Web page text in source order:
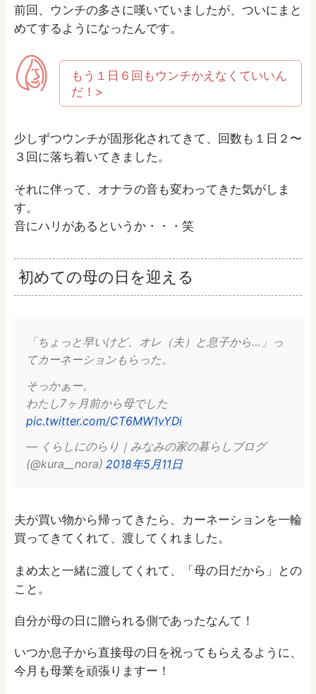
前回、ウンチの多さに嘆いていましたが、ついにまと
めてするようになったんです。
もう１日６回もウンチかえなくていいん
だ！>
少しずつウンチが固形化されてきて、回数も１日２〜
３回に落ち着いてきました。
それに伴って、オナラの音も変わってきた気がしま
す。
音にハリがあるというか・・・笑
初めての母の日を迎える
「ちょっと早いけど、オレ（夫）と息子から…」っ
てカーネーションもらった。
そっかぁー。
わたし7ヶ月前から母でした
pic.twitter.com/CT6MW1vYDi
— くらしにのらり｜みなみの家の暮らしブログ
(@kura__nora) 2018年5月11日
夫が買い物から帰ってきたら、カーネーションを一輪
買ってきてくれて、渡してくれました。
まめ太と一緒に渡してくれて、「母の日だから」との
こと。
自分が母の日に贈られる側であったなんて！
いつか息子から直接母の日を祝ってもらえるように、
今月も母業を頑張りますー！